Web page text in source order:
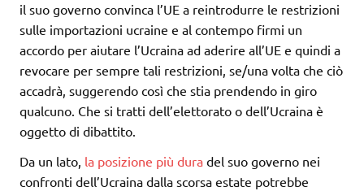
il suo governo convinca l’UE a reintrodurre le restrizioni
sulle importazioni ucraine e al contempo firmi un
accordo per aiutare l’Ucraina ad aderire all’UE e quindi a
revocare per sempre tali restrizioni, se/una volta che ciò
accadrà, suggerendo così che stia prendendo in giro
qualcuno. Che si tratti dell’elettorato o dell’Ucraina è
oggetto di dibattito.
Da un lato, la posizione più dura del suo governo nei
confronti dell’Ucraina dalla scorsa estate potrebbe